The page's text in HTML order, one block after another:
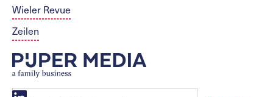
Wieler Revue
Zeilen